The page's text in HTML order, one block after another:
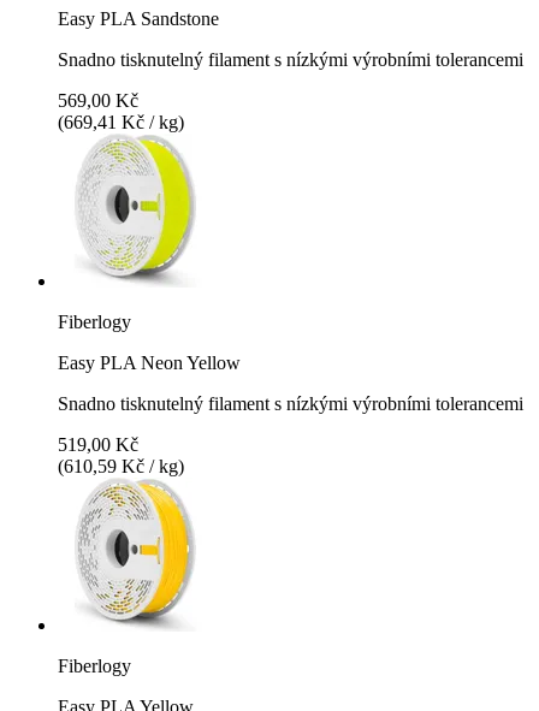
Easy PLA Sandstone
Snadno tisknutelný filament s nízkými výrobními tolerancemi
569,00 Kč
(669,41 Kč / kg)
Fiberlogy
Easy PLA Neon Yellow
Snadno tisknutelný filament s nízkými výrobními tolerancemi
519,00 Kč
(610,59 Kč / kg)
Fiberlogy
Easy PLA Yellow